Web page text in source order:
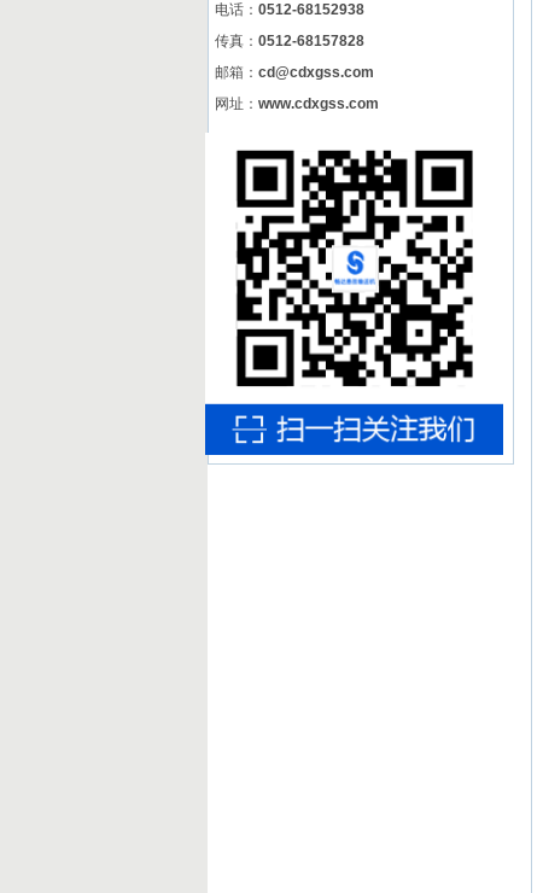
电话： 0512-68152938
传真： 0512-68157828
邮箱： cd@cdxgss.com
网址： www.cdxgss.com